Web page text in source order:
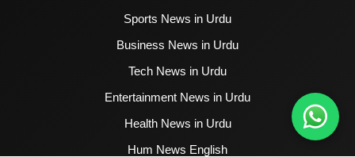
Sports News in Urdu
Business News in Urdu
Tech News in Urdu
Entertainment News in Urdu
Health News in Urdu
Hum News English